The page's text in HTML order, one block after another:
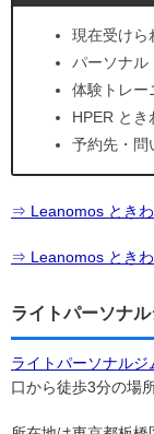
現在受けら
パーソナル
体験トレー
HPER と
予約先・問
⇒ Leanomos とき
⇒ Leanomos とき
ライトパーソナ
ライトパーソナルジ
口から徒歩3分の場